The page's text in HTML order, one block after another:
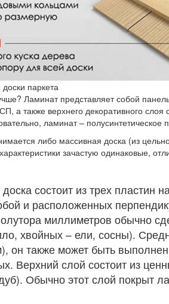
паркета
Ламинат представляет собой
а также верхнего декоративного
ламинат – полусинтетическое
либо массивная доска (из
зачастую одинаковые,
состоит из трех пластин
и расположенных
миллиметров обычно
хвойных – ели, сосны).
он также может быть
Верхний слой состоит из
Обычно этот слой покрыт